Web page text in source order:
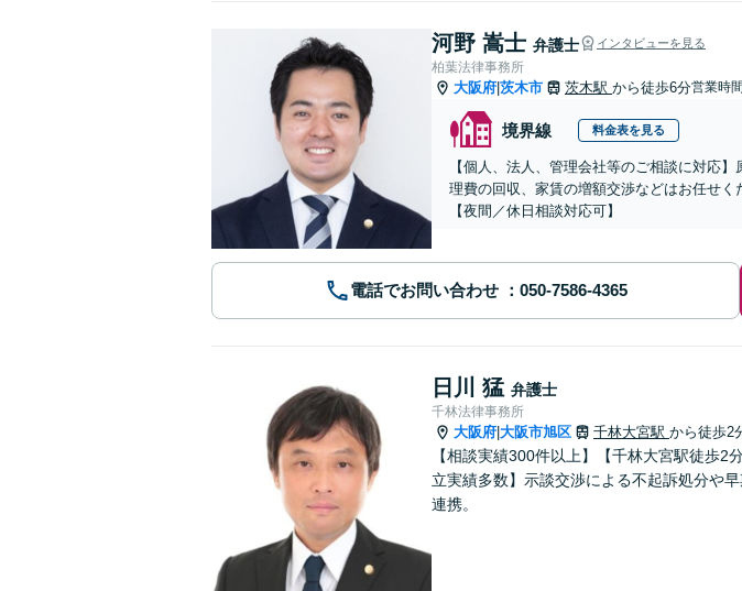
河野 嵩士 弁護士 インタビューを見る
柏葉法律事務所
大阪府 茨木市 茨木駅 から徒歩6分営業時
境界線 料金表を見る
【個人、法人、管理会社等のご相談に対応
理費の回収、家賃の増額交渉などはお任せ
【夜間／休日相談対応可】
電話でお問い合わせ
日川 猛 弁護士
千林法律事務所
大阪府 大阪市旭区 千林大宮駅 から徒歩2
【相談実績300件以上】【千林大宮駅徒歩
立実績多数】示談交渉による不起訴処分や
連携。